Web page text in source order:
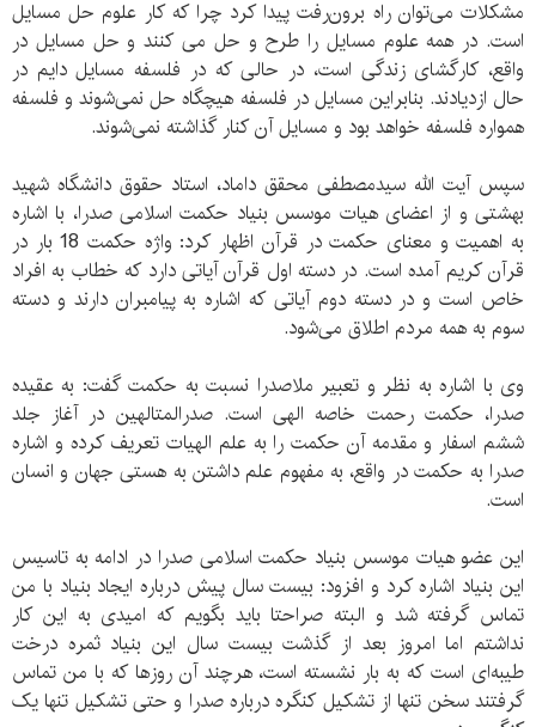
مشکلات می‌‌توان راه برون‌‌رفت پیدا کرد چرا که کار علوم حل مسایل
است. در همه علوم مسایل را طرح و حل می ‌کنند و حل مسایل در
واقع، کارگشای زندگی است، در حالی که در فلسفه مسایل دایم در
حال ازدیادند. بنابراین مسایل در فلسفه هیچگاه حل نمی‌‌شوند و فلسفه
همواره فلسفه خواهد بود و مسایل آن کنار گذاشته نمی‌‌شوند.
سپس آیت ‌الله سیدمصطفی محقق داماد، استاد حقوق دانشگاه شهید
بهشتی و از اعضای هیات موسس بنیاد حکمت اسلامی صدرا، با اشاره
به اهمیت و معنای حکمت در قرآن اظهار کرد: واژه حکمت 18 بار در
قرآن کریم آمده است. در دسته اول قرآن آیاتی دارد که خطاب به افراد
خاص است و در دسته دوم آیاتی که اشاره به پیامبران دارند و دسته
سوم به همه مردم اطلاق می‌‌شود.
وی با اشاره به نظر و تعبیر ملاصدرا نسبت به حکمت گفت: به عقیده
صدرا، حکمت رحمت خاصه الهی است. صدرالمتالهین در آغاز جلد
ششم اسفار و مقدمه آن حکمت را به علم الهیات تعریف کرده و اشاره
صدرا به حکمت در واقع، به مفهوم علم داشتن به هستی جهان و انسان
است.
این عضو هیات موسس بنیاد حکمت اسلامی صدرا در ادامه به تاسیس
این بنیاد اشاره کرد و افزود: بیست سال پیش درباره ایجاد بنیاد با من
تماس گرفته شد و البته صراحتا باید بگویم که امیدی به این کار
نداشتم اما امروز بعد از گذشت بیست سال این بنیاد ثمره درخت
طیبه‌‌ای است که به بار نشسته است، هرچند آن روزها که با من تماس
گرفتند سخن تنها از تشکیل کنگره درباره صدرا و حتی تشکیل تنها یک